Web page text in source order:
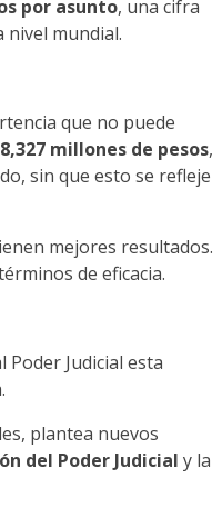
por asunto, una cifra
nivel mundial.
que no puede
millones de pesos,
sin que esto se refleje
mejores resultados.
de eficacia.
Judicial esta
plantea nuevos
del Poder Judicial y la